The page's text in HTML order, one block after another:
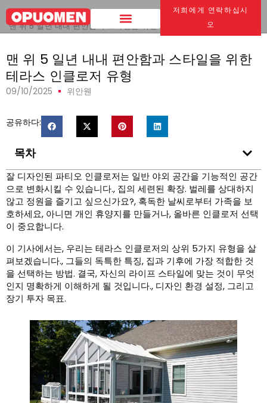
저희에게 연락하십시
오
집 >
맨 위 5 일년 내내 편안함과 스타일을 위한 테라스 인클로저 유형
맨 위 5 일년 내내 편안함과 스타일을 위한
테라스 인클로저 유형
09/10/2025 위안웬
공유하다:
목차
잘 디자인된 파티오 인클로저는 일반 야외 공간을 기능적인 공간
으로 변화시킬 수 있습니다., 집의 세련된 확장. 벌레를 상대하지
않고 정원을 즐기고 싶으신가요?, 혹독한 날씨로부터 가족을 보
호하세요, 아니면 개인 휴양지를 만들거나, 올바른 인클로저 선택
이 중요합니다.
이 기사에서는, 우리는 테라스 인클로저의 상위 5가지 유형을 살
펴보겠습니다., 그들의 독특한 특징, 집과 기후에 가장 적합한 것
을 선택하는 방법. 결국, 자신의 라이프 스타일에 맞는 것이 무엇
인지 명확하게 이해하게 될 것입니다., 디자인 환경 설정, 그리고
장기 투자 목표.